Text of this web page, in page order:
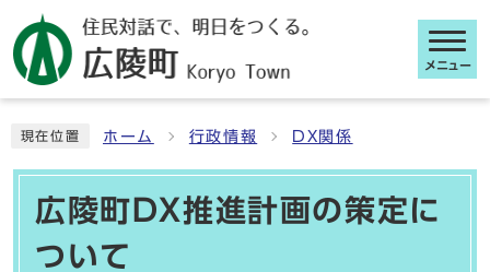
メニュー
現在位置 ホーム 行政情報 DX関係
広陵町DX推進計画の策定に
ついて